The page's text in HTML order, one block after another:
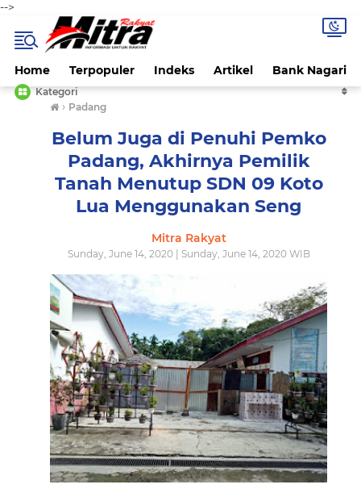
-->
Home Terpopuler Indeks Artikel Bank Nagari
Kategori
› Padang
Belum Juga di Penuhi Pemko
Padang, Akhirnya Pemilik
Tanah Menutup SDN 09 Koto
Lua Menggunakan Seng
Mitra Rakyat
Sunday, June 14, 2020 | Sunday, June 14, 2020 WIB